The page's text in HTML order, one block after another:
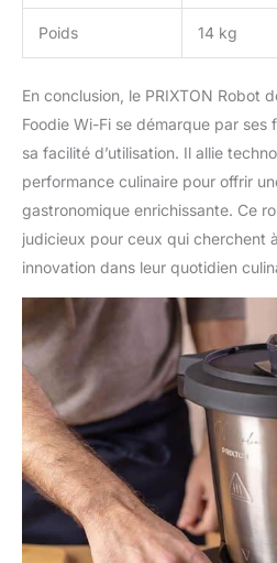
Poids 14 kg
En conclusion, le PRIXTON Robot
Foodie Wi-Fi se démarque par ses
sa facilité d’utilisation. Il allie
performance culinaire pour offrir
gastronomique enrichissante. Ce
judicieux pour ceux qui cherchent
innovation dans leur quotidien